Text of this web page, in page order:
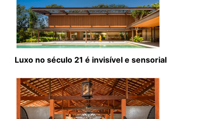
Luxo no século 21 é invisível e sensorial